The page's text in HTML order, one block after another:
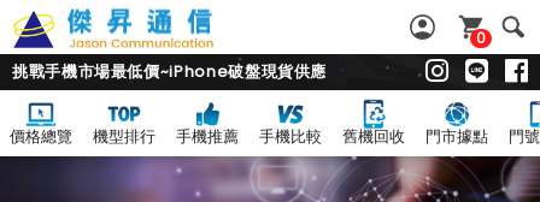
0
挑戰手機市場最低價~iPhone破盤現貨供應
價格總覽 機型排行 手機推薦 手機比較 舊機回收 門市據點 門